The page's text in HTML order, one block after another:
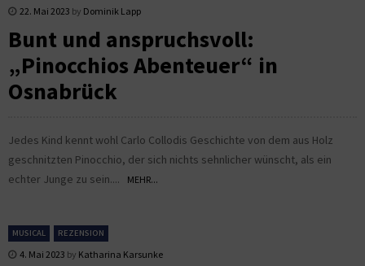
22. Mai 2023 by Dominik Lapp
Bunt und anspruchsvoll:
„Pinocchios Abenteuer“ in
Osnabrück
Jedes Kind kennt wohl Carlo Collodis Geschichte von dem aus Holz
geschnitzten Pinocchio, der sich nichts sehnlicher wünscht, als ein
echter Junge zu sein....
MEHR...
MUSICAL REZENSION
4. Mai 2023 by Katharina Karsunke